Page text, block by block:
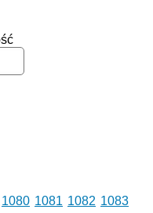
1080 1081 1082 1083